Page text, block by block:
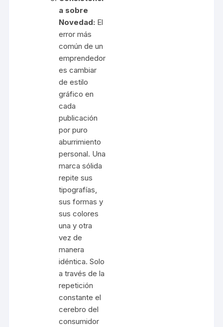
a sobre
Novedad: El
error más
común de un
emprendedor
es cambiar
de estilo
gráfico en
cada
publicación
por puro
aburrimiento
personal. Una
marca sólida
repite sus
tipografías,
sus formas y
sus colores
una y otra
vez de
manera
idéntica. Solo
a través de la
repetición
constante el
cerebro del
consumidor